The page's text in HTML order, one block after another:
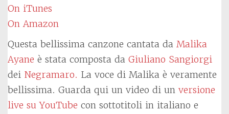
On iTunes
On Amazon
Questa bellissima canzone cantata da Malika
Ayane è stata composta da Giuliano Sangiorgi
dei Negramaro. La voce di Malika è veramente
bellissima. Guarda qui un video di un versione
live su YouTube con sottotitoli in italiano e